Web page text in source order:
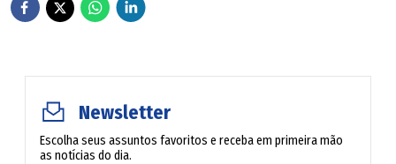
candidatos ao Palácio das Esmeraldas serão convidados a
Com esse conjunto de iniciativas, O POPULAR busca
ampliar o espaço para o debate de ideias e oferecer aos
Newsletter
Escolha seus assuntos favoritos e receba em primeira mão
as notícias do dia.